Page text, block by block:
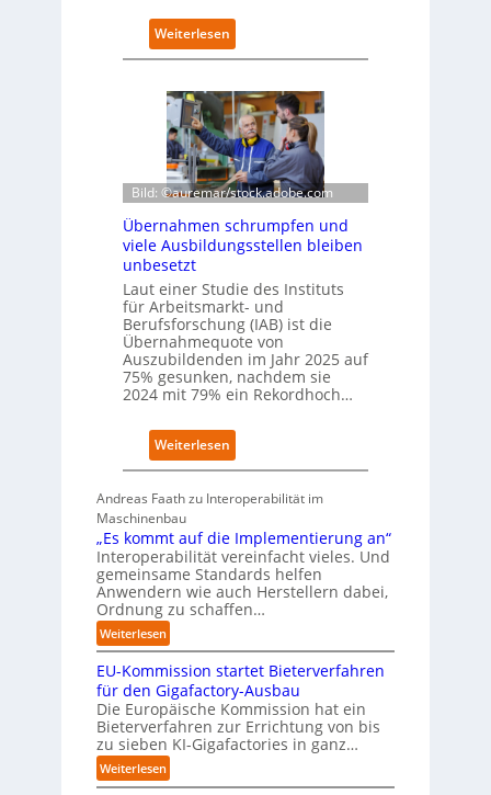
k
o
-
D
E
S
I
-
I
n
d
x
a
u
f
P
l
a
z
1
Weiterlesen:
D
u
t
s
c
h
e
i
r
s
c
h
a
f
t
e
i
g
s
c
h
r
o
s
t
Bild: ©auremar/stock.adobe.com
Übernahmen schrumpfen und
viele Ausbildungsstellen bleiben
unbesetzt
Laut einer Studie des Instituts
für Arbeitsmarkt- und
Berufsforschung (IAB) ist die
Übernahmequote von
Auszubildenden im Jahr 2025 auf
75% gesunken, nachdem sie
2024 mit 79% ein Rekordhoch…
Weiterlesen:
Ü
e
n
a
h
m
e
c
h
r
u
Andreas Faath zu Interoperabilität im
Maschinenbau
„Es kommt auf die Implementierung an“
Interoperabilität vereinfacht vieles. Und
gemeinsame Standards helfen
Anwendern wie auch Herstellern dabei,
Ordnung zu schaffen…
Weiterlesen:
„
E
s
k
o
m
m
t
EU-Kommission startet Bieterverfahren
für den Gigafactory-Ausbau
Die Europäische Kommission hat ein
Bieterverfahren zur Errichtung von bis
zu sieben KI-Gigafactories in ganz…
Weiterlesen:
E